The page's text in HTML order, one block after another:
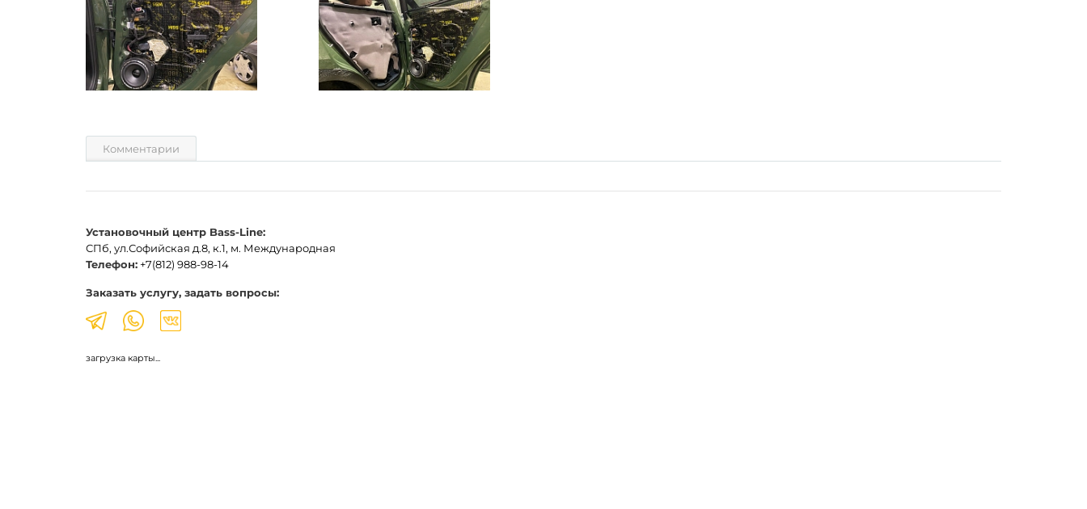
Комментарии
Установочный центр Bass-Line:
СПб, ул.Софийская д.8, к.1, м. Международная
Телефон: +7(812) 988-98-14
Заказать услугу, задать вопросы:
загрузка карты...